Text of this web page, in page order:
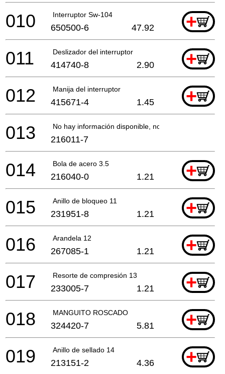
Interruptor Sw-104 +
010 650500-6 47.92
Deslizador del interruptor +
011 414740-8 2.90
Manija del interruptor +
012 415671-4 1.45
No hay información disponible, no se puede pedir
013 216011-7
Bola de acero 3.5 +
014 216040-0 1.21
Anillo de bloqueo 11 +
015 231951-8 1.21
Arandela 12 +
016 267085-1 1.21
Resorte de compresión 13 +
017 233005-7 1.21
MANGUITO ROSCADO +
018 324420-7 5.81
Anillo de sellado 14 +
019 213151-2 4.36